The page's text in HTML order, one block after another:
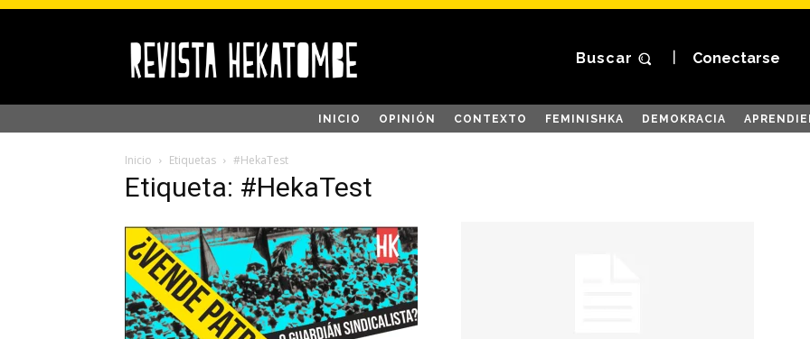
Buscar Conectarse
INICIO OPINIÓN CONTEXTO FEMINISHKA DEMOKRACIA
Inicio Etiquetas #HekaTest
Etiqueta: #HekaTest